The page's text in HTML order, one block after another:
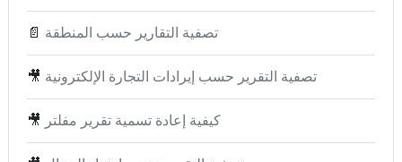
📄 تصفية التقارير حسب المنطقة
🎥 تصفية التقرير حسب إيرادات التجارة الإلكترونية
🎥 كيفية إعادة تسمية تقرير مفلتر